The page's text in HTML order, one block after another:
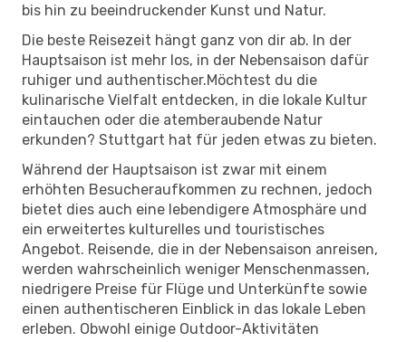
bis hin zu beeindruckender Kunst und Natur.
Die beste Reisezeit hängt ganz von dir ab. In der
Hauptsaison ist mehr los, in der Nebensaison dafür
ruhiger und authentischer.Möchtest du die
kulinarische Vielfalt entdecken, in die lokale Kultur
eintauchen oder die atemberaubende Natur
erkunden? Stuttgart hat für jeden etwas zu bieten.
Während der Hauptsaison ist zwar mit einem
erhöhten Besucheraufkommen zu rechnen, jedoch
bietet dies auch eine lebendigere Atmosphäre und
ein erweitertes kulturelles und touristisches
Angebot. Reisende, die in der Nebensaison anreisen,
werden wahrscheinlich weniger Menschenmassen,
niedrigere Preise für Flüge und Unterkünfte sowie
einen authentischeren Einblick in das lokale Leben
erleben. Obwohl einige Outdoor-Aktivitäten